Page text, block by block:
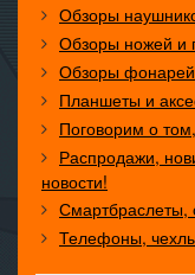
Обзоры
Обзоры ножей и
Обзоры фонарей
Планшеты и
Поговорим о
Распродажи,
новости!
Смартбраслеты,
Телефоны,